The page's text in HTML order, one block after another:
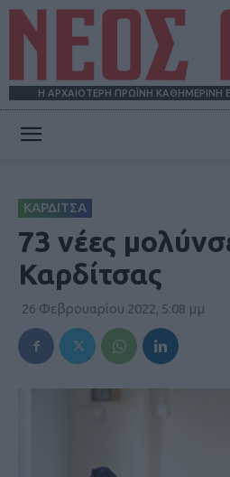
Η ΑΡΧΑΙΟΤΕΡΗ ΠΡΩΪΝΗ ΚΑΘΗΜΕΡΙΝΗ
ΚΑΡΔΙΤΣΑ
73 νέες
Καρδίτσας
26 Φεβρουαρίου 2022, 5:08 μμ